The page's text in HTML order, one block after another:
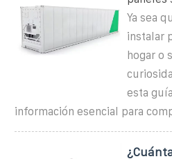
Ya sea
instalar
hogar o
esta
información esencial para